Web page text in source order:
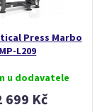
Press Marbo
MP-L209
u dodavatele
699 Kč